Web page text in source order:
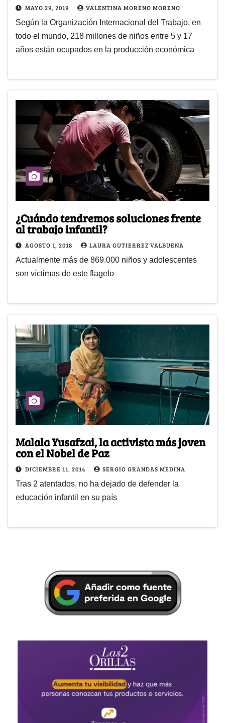
MAYO 29, 2019 VALENTINA MORENO MORENO
Según la Organización Internacional del Trabajo, en
todo el mundo, 218 millones de niños entre 5 y 17
años están ocupados en la producción económica
¿Cuándo tendremos soluciones frente
al trabajo infantil?
AGOSTO 1, 2018 LAURA GUTIERREZ VALBUENA
Actualmente más de 869.000 niños y adolescentes
son víctimas de este flagelo
Malala Yusafzai, la activista más joven
con el Nobel de Paz
DICIEMBRE 11, 2014 SERGIO GRANDAS MEDINA
Tras 2 atentados, no ha dejado de defender la
educación infantil en su país